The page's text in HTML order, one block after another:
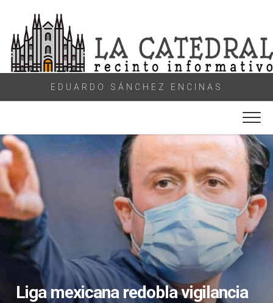
content
EDUARDO SÁNCHEZ ENCINAS
Liga mexicana redobla vigilancia